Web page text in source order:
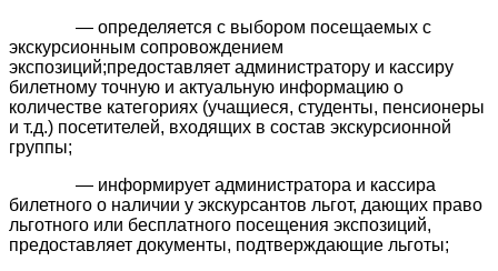
— определяется с выбором посещаемых с
экскурсионным сопровождением
экспозиций;предоставляет администратору и кассиру
билетному точную и актуальную информацию о
количестве категориях (учащиеся, студенты, пенсионеры
и т.д.) посетителей, входящих в состав экскурсионной
группы;
— информирует администратора и кассира
билетного о наличии у экскурсантов льгот, дающих право
льготного или бесплатного посещения экспозиций,
предоставляет документы, подтверждающие льготы;